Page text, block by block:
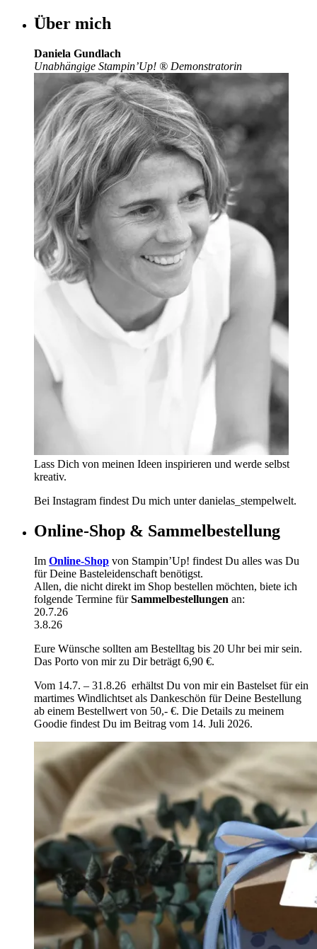
Über mich
Daniela Gundlach
Unabhängige Stampin’Up! ® Demonstratorin
Lass Dich von meinen Ideen inspirieren und werde selbst
kreativ.
Bei Instagram findest Du mich unter danielas_stempelwelt.
Online-Shop & Sammelbestellung
Im Online-Shop von Stampin’Up! findest Du alles was Du
für Deine Basteleidenschaft benötigst.
Allen, die nicht direkt im Shop bestellen möchten, biete ich
folgende Termine fürSammelbestellungen an:
20.7.26
3.8.26
Eure Wünsche sollten am Bestelltag bis 20 Uhr bei mir sein.
Das Porto von mir zu Dir beträgt 6,90 €.
Vom 14.7. – 31.8.26 erhältst Du von mir ein Bastelset für ein
martimes Windlichtset als Dankeschön für Deine Bestellung
ab einem Bestellwert von 50,- €. Die Details zu meinem
Goodie findest Du im Beitrag vom 14. Juli 2026.